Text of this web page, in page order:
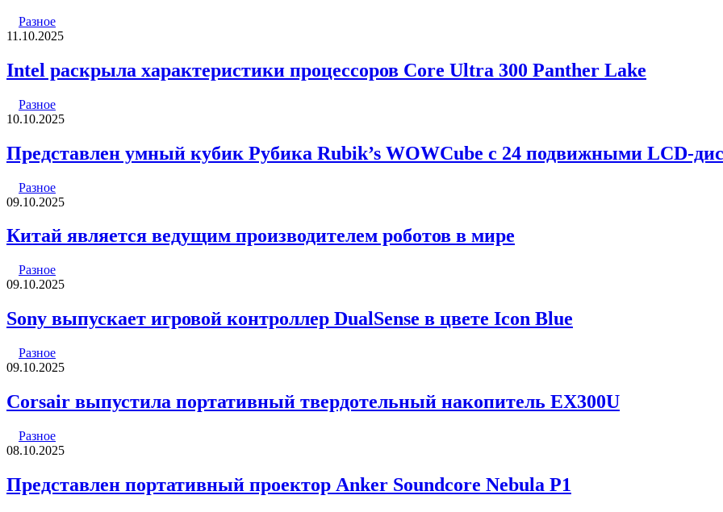
Разное
11.10.2025
Intel раскрыла характеристики процессоров Core Ultra 300 Panther Lake
Разное
10.10.2025
Представлен умный кубик Рубика Rubik’s WOWCube с 24 подвижными LCD-
Разное
09.10.2025
Китай является ведущим производителем роботов в мире
Разное
09.10.2025
Sony выпускает игровой контроллер DualSense в цвете Icon Blue
Разное
09.10.2025
Corsair выпустила портативный твердотельный накопитель EX300U
Разное
08.10.2025
Представлен портативный проектор Anker Soundcore Nebula P1